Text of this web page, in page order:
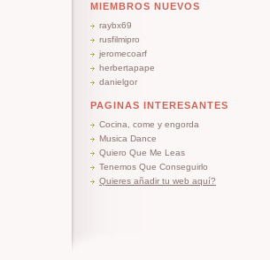
MIEMBROS NUEVOS
raybx69
rusfilmipro
jeromecoarf
herbertapape
danielgor
PAGINAS INTERESANTES
Cocina, come y engorda
Musica Dance
Quiero Que Me Leas
Tenemos Que Conseguirlo
Quieres añadir tu web aquí?